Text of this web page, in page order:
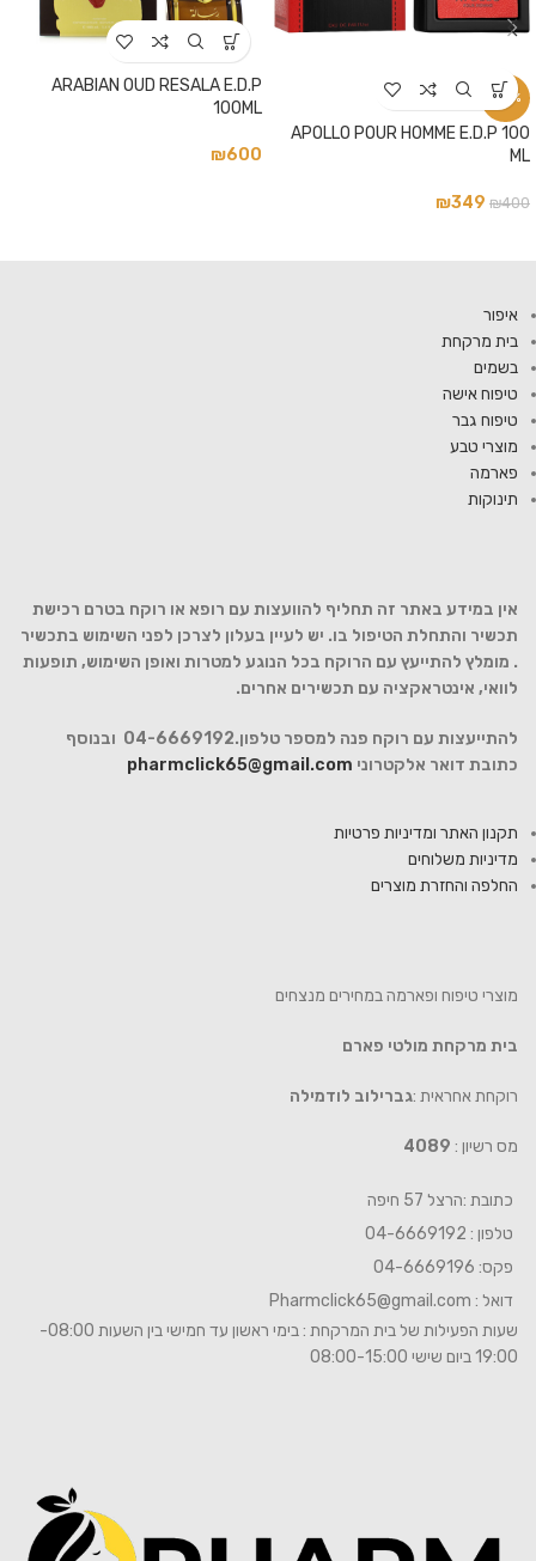
-13%
APOLLO POUR HOMME E.D.P 100
ML
₪400
₪349
ARABIAN OUD RESALA E.D.P
100ML
₪600
איפור
בית מרקחת
בשמים
טיפוח אישה
טיפוח גבר
מוצרי טבע
פארמה
תינוקות
אין במידע באתר זה תחליף להוועצות עם רופא או רוקח בטרם רכישת
תכשיר והתחלת הטיפול בו. יש לעיין בעלון לצרכן לפני השימוש בתכשיר
. מומלץ להתייעץ עם הרוקח בכל הנוגע למטרות ואופן השימוש, תופעות
לוואי, אינטראקציה עם תכשירים אחרים.
להתייעצות עם רוקח פנה למספר טלפון.04-6669192 ובנוסף
כתובת דואר אלקטרוני pharmclick65@gmail.com
תקנון האתר ומדיניות פרטיות
מדיניות משלוחים
החלפה והחזרת מוצרים
מוצרי טיפוח ופארמה במחירים מנצחים
בית מרקחת מולטי פארם
רוקחת אחראית :גברילוב לודמילה
מס רשיון : 4089
כתובת :הרצל 57 חיפה
טלפון : 04-6669192
פקס: 04-6669196
דואל : Pharmclick65@gmail.com
שעות הפעילות של בית המרקחת : בימי ראשון עד חמישי בין השעות 08:00-
19:00 ביום שישי 08:00-15:00